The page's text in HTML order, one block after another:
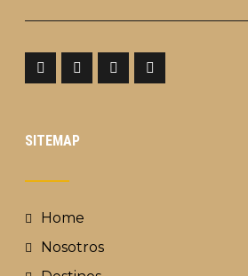
SITEMAP
Home
Nosotros